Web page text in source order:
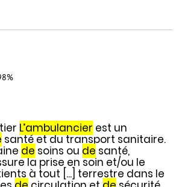
L’ambulancier est un
santé et du transport sanitaire.
de soins ou de santé,
la prise en soin et/ou le
à tout [...] terrestre dans le